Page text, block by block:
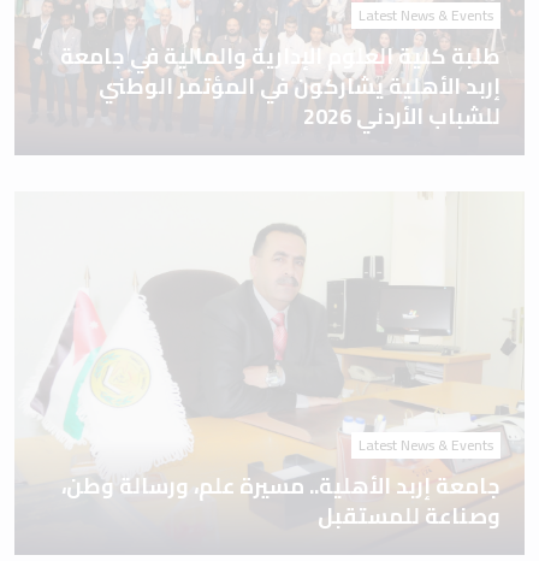
Latest News & Events
طلبة كلية العلوم الإدارية والمالية في جامعة
إربد الأهلية يشاركون في المؤتمر الوطني
للشباب الأردني 2026
Latest News & Events
جامعة إربد الأهلية.. مسيرة علم، ورسالة وطن،
وصناعة للمستقبل